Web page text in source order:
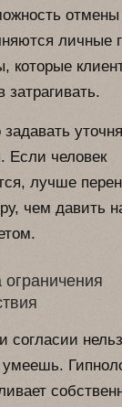
отмены
личные
которые
затрагивать.
задавать
Если человек
лучше
чем давить
ограничения
согласии
умеешь.